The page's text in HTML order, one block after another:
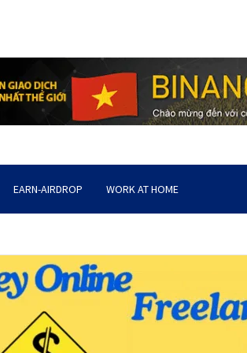
EARN-AIRDROP WORK AT HOME